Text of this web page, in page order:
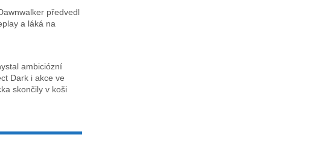
předvedl
a láká na
ambiciózní
Dark i akce ve
skončily v koši